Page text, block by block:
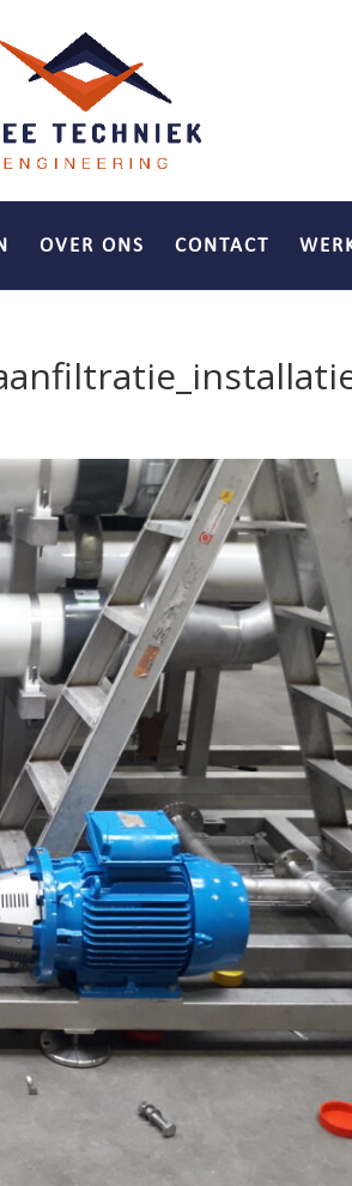
OVER ONS CONTACT